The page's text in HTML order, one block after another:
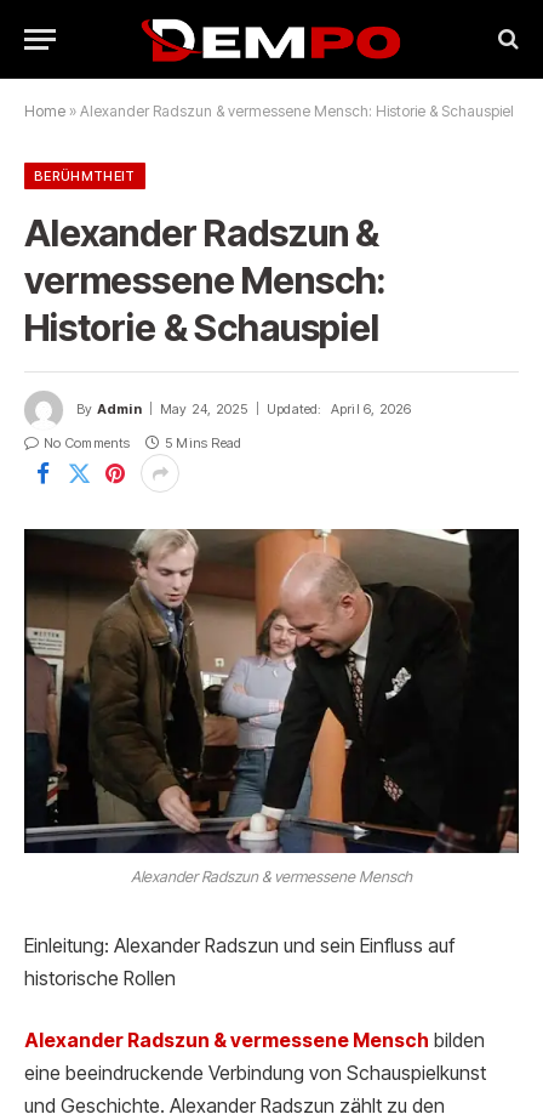
Home » Alexander Radszun & vermessene Mensch: Historie & Schauspiel
BERÜHMTHEIT
Alexander Radszun &
vermessene Mensch:
Historie & Schauspiel
By Admin May 24, 2025 Updated:
April 6, 2026
No Comments
5 Mins Read
Alexander Radszun & vermessene Mensch
Einleitung: Alexander Radszun und sein Einfluss auf
historische Rollen
Alexander Radszun & vermessene Mensch bilden
eine beeindruckende Verbindung von Schauspielkunst
und Geschichte. Alexander Radszun zählt zu den